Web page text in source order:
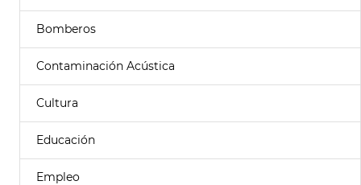
Bomberos
Contaminación Acústica
Cultura
Educación
Empleo